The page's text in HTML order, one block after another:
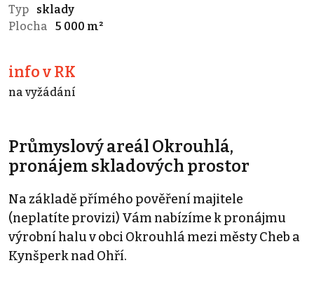
Typ
sklady
Plocha
5 000 m²
info v RK
na vyžádání
Průmyslový areál Okrouhlá,
pronájem skladových prostor
Na základě přímého pověření majitele
(neplatíte provizi) Vám nabízíme k pronájmu
výrobní halu v obci Okrouhlá mezi městy Cheb a
Kynšperk nad Ohří.